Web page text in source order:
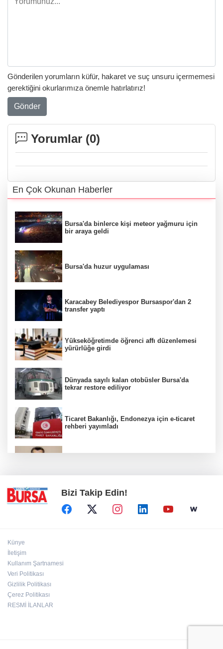
Gönderilen yorumların küfür, hakaret ve suç unsuru içermemesi
gerektiğini okurlarımıza önemle hatırlatırız!
Gönder
Yorumlar (0)
En Çok Okunan Haberler
Bursa'da binlerce kişi meteor yağmuru için
bir araya geldi
Bursa'da huzur uygulaması
Karacabey Belediyespor Bursaspor'dan 2
transfer yaptı
Yükseköğretimde öğrenci affı düzenlemesi
yürürlüğe girdi
Dünyada sayılı kalan otobüsler Bursa'da
tekrar restore ediliyor
Ticaret Bakanlığı, Endonezya için e-ticaret
rehberi yayımladı
Bizi Takip Edin!
Künye
İletişim
Kullanım Şartnamesi
Veri Politikası
Gizlilik Politikası
Çerez Politikası
RESMİ İLANLAR